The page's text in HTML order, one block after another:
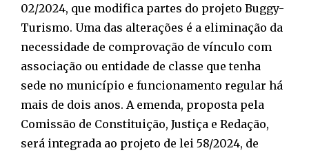
02/2024, que modifica partes do projeto Buggy-
Turismo. Uma das alterações é a eliminação da
necessidade de comprovação de vínculo com
associação ou entidade de classe que tenha
sede no município e funcionamento regular há
mais de dois anos. A emenda, proposta pela
Comissão de Constituição, Justiça e Redação,
será integrada ao projeto de lei 58/2024, de